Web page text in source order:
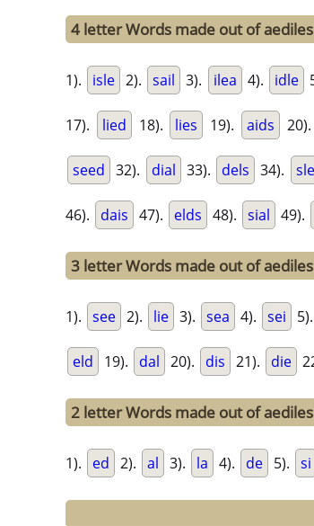
4 letter Words made out of aediles
1). isle 2). sail 3). ilea 4). idle
17). lied 18). lies 19). aids 20).
seed 32). dial 33). dels 34).
46). dais 47). elds 48). sial 49).
3 letter Words made out of aediles
1). see 2). lie 3). sea 4). sei 5).
eld 19). dal 20). dis 21). die
2 letter Words made out of aediles
1). ed 2). al 3). la 4). de 5). si